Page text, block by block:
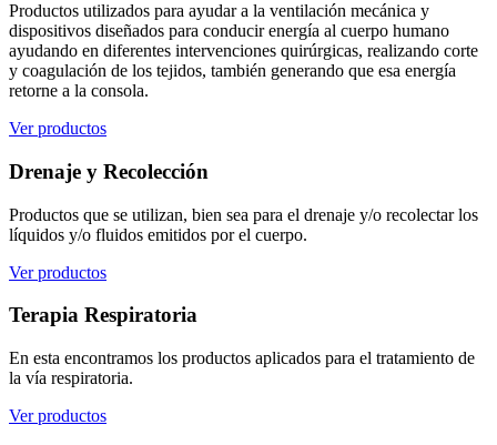
Productos utilizados para ayudar a la ventilación mecánica y
dispositivos diseñados para conducir energía al cuerpo humano
ayudando en diferentes intervenciones quirúrgicas, realizando corte
y coagulación de los tejidos, también generando que esa energía
retorne a la consola.
Ver productos
Drenaje y Recolección
Productos que se utilizan, bien sea para el drenaje y/o recolectar los
líquidos y/o fluidos emitidos por el cuerpo.
Ver productos
Terapia Respiratoria
En esta encontramos los productos aplicados para el tratamiento de
la vía respiratoria.
Ver productos